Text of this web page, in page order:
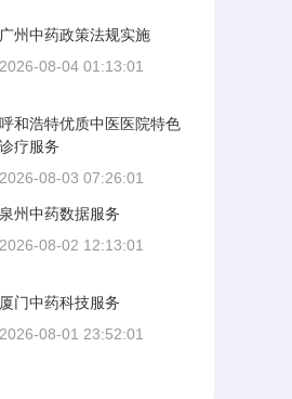
广州中药政策法规实施
2026-08-04 01:13:01
呼和浩特优质中医医院特色
诊疗服务
2026-08-03 07:26:01
泉州中药数据服务
2026-08-02 12:13:01
厦门中药科技服务
2026-08-01 23:52:01